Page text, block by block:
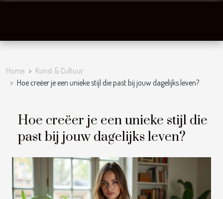
Home
Kunst & Cultuur
Hoe creëer je een unieke stijl die past bij jouw dagelijks leven?
Hoe creëer je een unieke stijl die
past bij jouw dagelijks leven?